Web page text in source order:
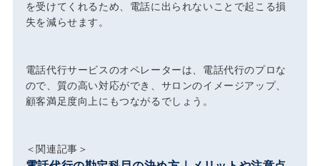
を受けてくれるため、電話に出られないことで起こる損
失を減らせます。
電話代行サービスのオペレーターは、電話代行のプロな
ので、質の高い対応ができ、サロンのイメージアップ、
顧客満足度向上にもつながるでしょう。
＜関連記事＞